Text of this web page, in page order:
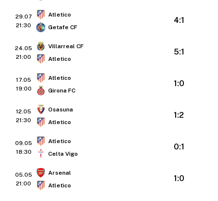
29.07
21:30
Atletico
Getafe CF
4:1
24.05
21:00
Villarreal CF
Atletico
5:1
17.05
19:00
Atletico
Girona FC
1:0
12.05
21:30
Osasuna
Atletico
1:2
09.05
18:30
Atletico
Celta Vigo
0:1
05.05
21:00
Arsenal
Atletico
1:0